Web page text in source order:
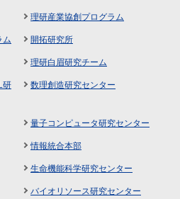
理研産業協創プログラム
ム 開拓研究所
理研白眉研究チーム
研
数理創造研究センター
量子コンピュータ研究センター
情報統合本部
生命機能科学研究センター
バイオリソース研究センター